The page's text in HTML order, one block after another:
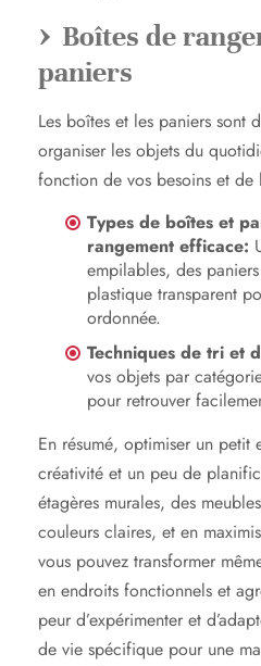
Boîtes de
paniers
Les boîtes et les paniers sont
organiser les objets du
fonction de vos besoins et de
Types de boîtes et
rangement efficace:
empilables, des
plastique transparent
ordonnée.
Techniques de tri et
vos objets par
pour retrouver
En résumé, optimiser un petit
créativité et un peu de
étagères murales, des
couleurs claires, et en
vous pouvez transformer
en endroits fonctionnels et
peur d’expérimenter et
de vie spécifique pour une